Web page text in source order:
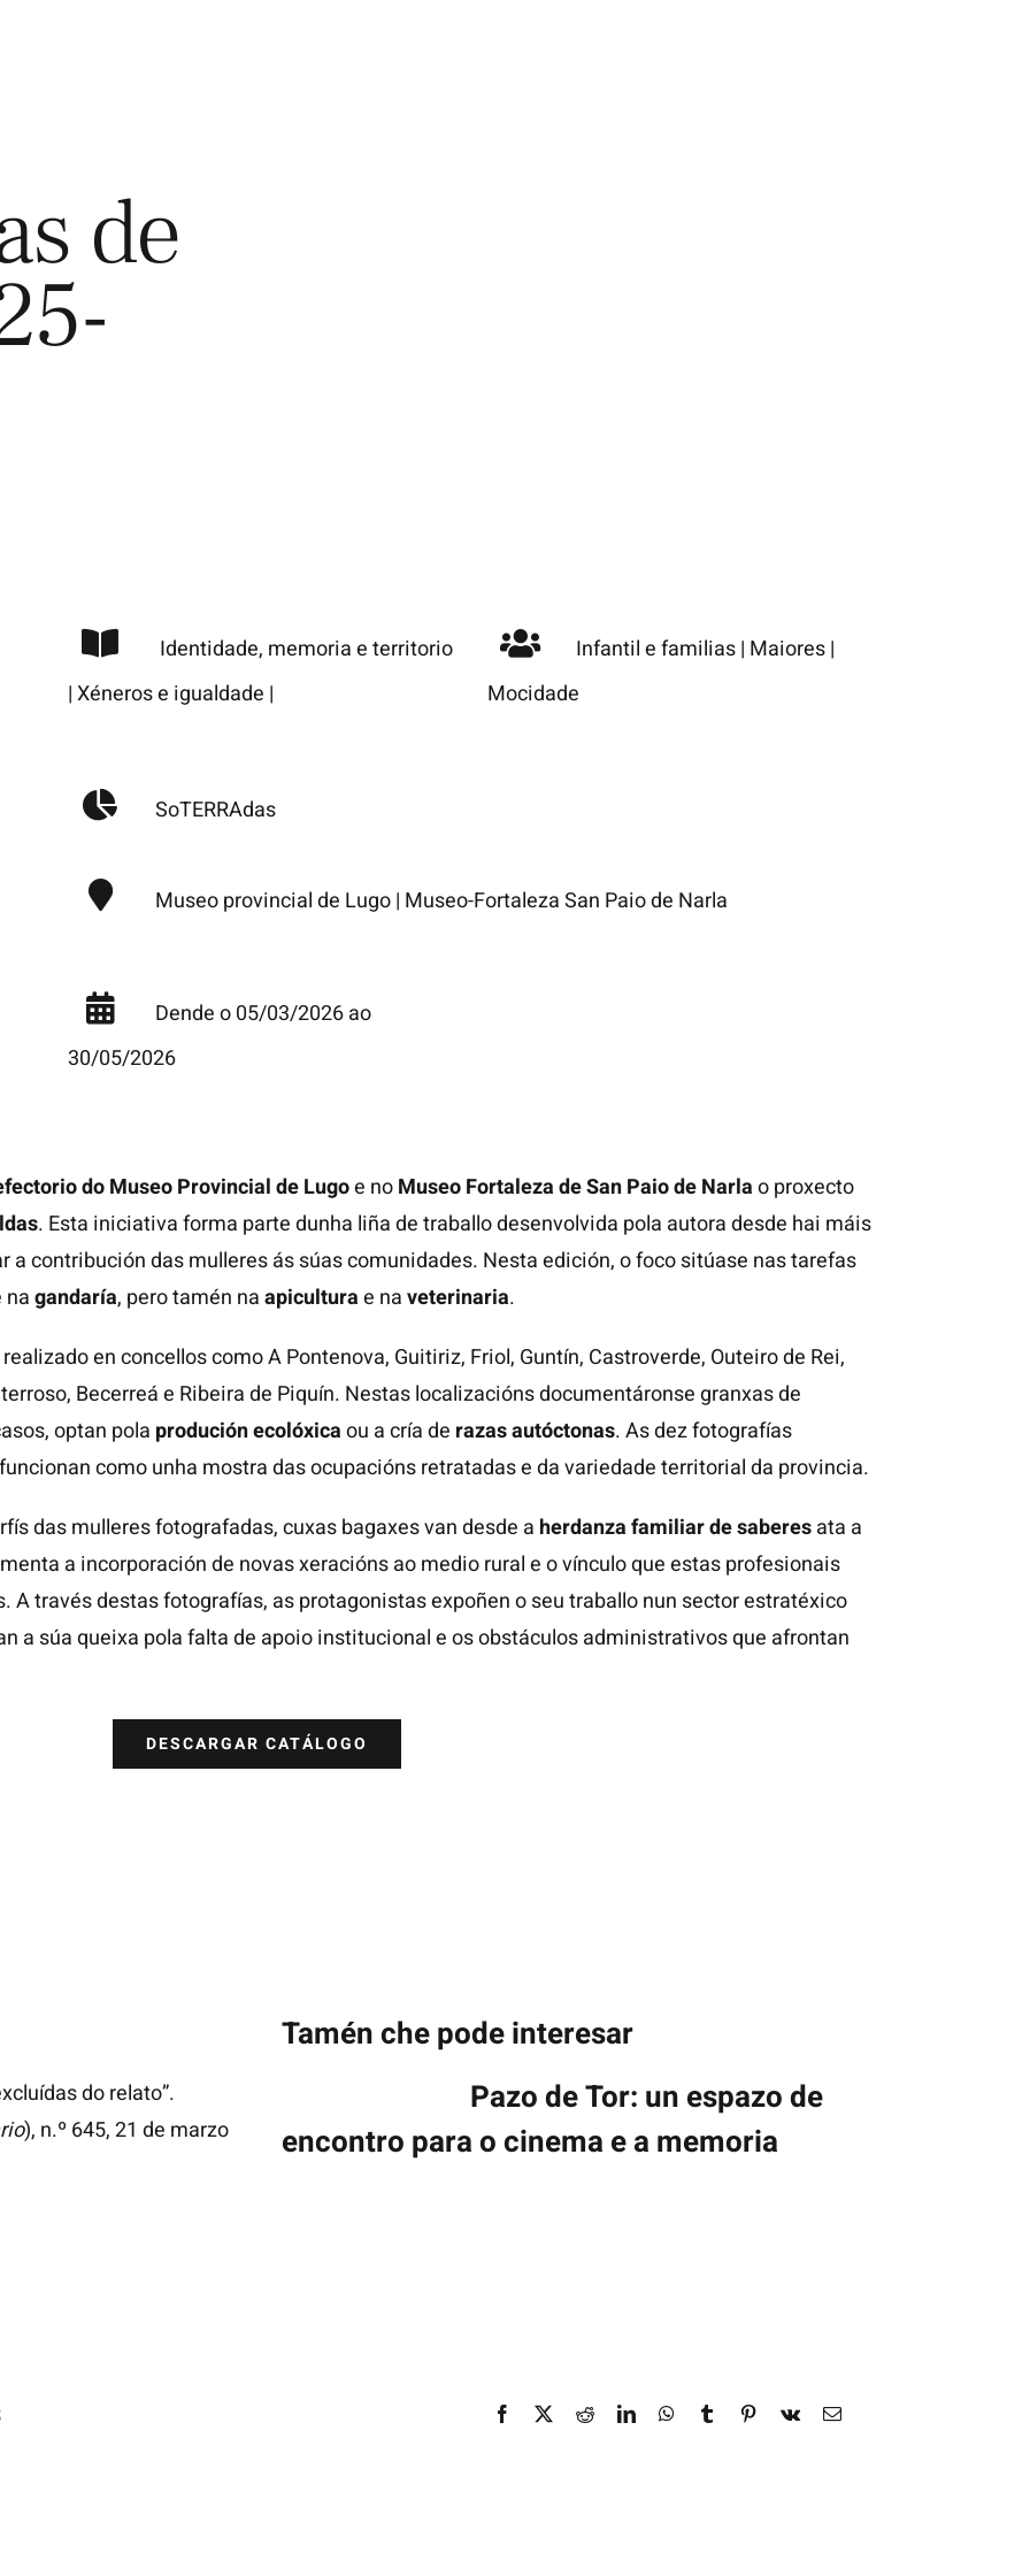
de
Identidade, memoria e territorio
|Xéneros e igualdade |
Infantil e familias| Maiores|
Mocidade
SoTERRAdas
Museo provincial de Lugo| Museo-Fortaleza San Paio de Narla
Dende o 05/03/2026 ao
30/05/2026
do Museo Provincial de Lugoe noMuseo Fortaleza de San Paio de Narlao proxecto
. Esta iniciativa forma parte dunha liña de traballo desenvolvida pola autora desde hai máis
a contribución das mulleres ás súas comunidades. Nesta edición, o foco sitúase nas tarefas
nagandaría, pero tamén naapiculturae naveterinaria.
en concellos como A Pontenova, Guitiriz, Friol, Guntín, Castroverde, Outeiro de Rei,
Becerreá e Ribeira de Piquín. Nestas localizacións documentáronse granxas de
optan pola produción ecolóxicaou a cría de razas autóctonas. As dez fotografías
como unha mostra das ocupacións retratadas e da variedade territorial da provincia.
das mulleres fotografadas, cuxas bagaxes van desde a herdanza familiar de saberesata a
a incorporación de novas xeracións ao medio rural e o vínculo que estas profesionais
A través destas fotografías, as protagonistas expoñen o seu traballo nun sector estratéxico
a súa queixa pola falta de apoio institucional e os obstáculos administrativos que afrontan
DESCARGAR CATÁLOGO
do relato”.
), n.º 645, 21 de marzo
Tamén che pode interesar
Pazo de Tor: un espazo de
encontro para o cinema e a memoria